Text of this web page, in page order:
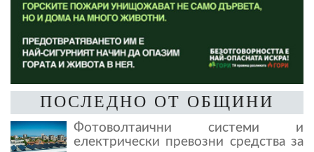
ПОСЛЕДНО ОТ ОБЩИНИ
Фотоволтаични системи и
електрически превозни средства за